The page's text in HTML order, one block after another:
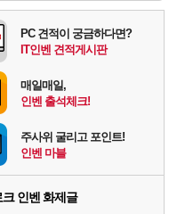
] 나이트메어 클리어 TOP10 알려드립니
컴플뜸ㅋㅋ
숙코 시ㅡ발련아
보 초스피드 효율 요약 [44]
잡히는거 먼가 좀 몬가몬가네..
구라 개발사 신작 [시노비 넥서스] 연내
, 신작 서브컬쳐 게임 [펄 인 블루] 티저 사이
만화 | 야간 보초는 너무 힘들어
길찾기/지도 공략 (1 ~ 12장)
트 때는 로비에 온라인 기능이 있는데
PC 견적이 궁금하다면?
IT인벤 견적게시판
매일매일,
인벤 출석체크!
주사위 굴리고 포인트!
인벤 마블
인벤 화제글